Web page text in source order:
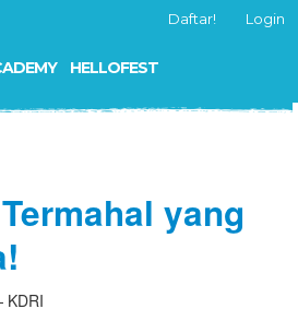
HELLOFEST
Daftar! Login
yang
KDRI